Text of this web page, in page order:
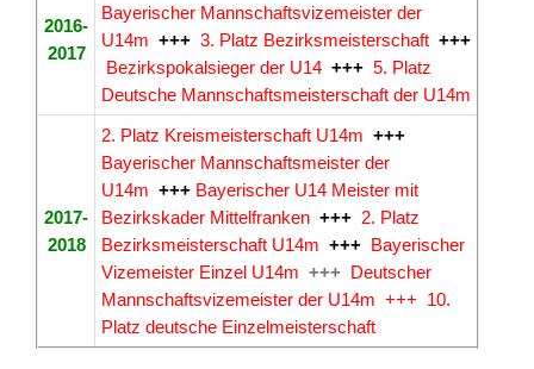
2016-
2017
Bayerischer Mannschaftsvizemeister der
U14m +++ 3. Platz Bezirksmeisterschaft +++
Bezirkspokalsieger der U14 +++ 5. Platz
Deutsche Mannschaftsmeisterschaft der U14m
2017-
2018
2. Platz Kreismeisterschaft U14m +++
Bayerischer Mannschaftsmeister der
U14m +++ Bayerischer U14 Meister mit
Bezirkskader Mittelfranken +++ 2. Platz
Bezirksmeisterschaft U14m +++ Bayerischer
Vizemeister Einzel U14m +++ Deutscher
Mannschaftsvizemeister der U14m +++ 10.
Platz deutsche Einzelmeisterschaft